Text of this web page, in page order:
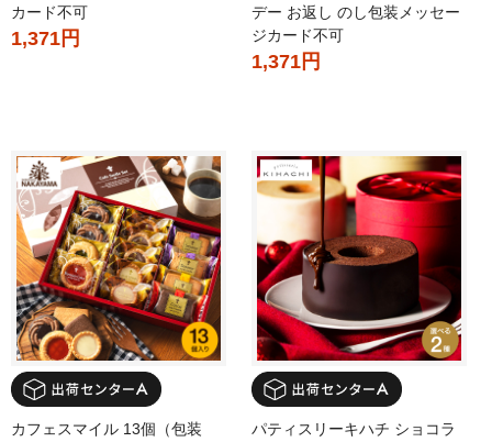
カード不可
1,371円
デー お返し のし包装メッセー
ジカード不可
1,371円
カフェスマイル 13個（包装
パティスリーキハチ ショコラ